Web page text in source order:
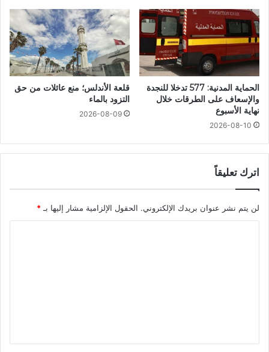
الحماية المدنية: 577 تدخلا للنجدة
والإسعاف على الطرقات خلال
نهاية الأسبوع
2026-08-10
قلعة الأندلس؛ منع عائلات من حق
التزود بالماء
2026-08-09
اترك تعليقاً
لن يتم نشر عنوان بريدك الإلكتروني. الحقول الإلزامية مشار إليها بـ*